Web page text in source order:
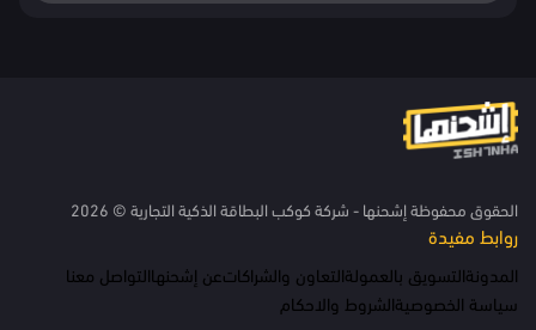
الحقوق محفوظة إشحنها - شركة كوكب البطاقة الذكية التجارية © 2026
روابط مفيدة
المدونةالتسويق بالعمولةالتعاون والشراكاتعن إشحنهاالتواصل معنا
سياسة الخصوصيةالشروط والاحكام